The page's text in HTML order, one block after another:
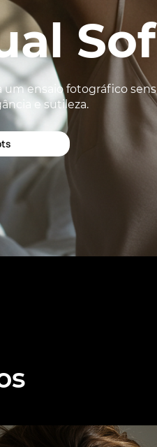
um ensaio fotográfico
e sutileza.